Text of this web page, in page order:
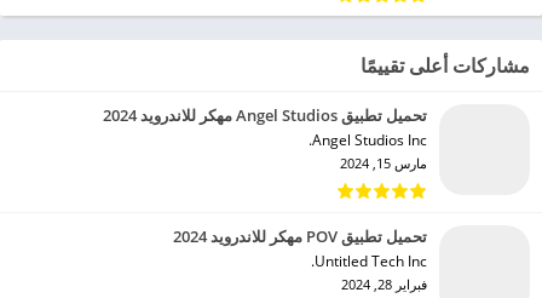
مشاركات أعلى تقييمًا
تحميل تطبيق Angel Studios مهكر للاندرويد 2024
Angel Studios Inc.‏
مارس 15, 2024
تحميل تطبيق POV مهكر للاندرويد 2024
Untitled Tech Inc.‏
فبراير 28, 2024